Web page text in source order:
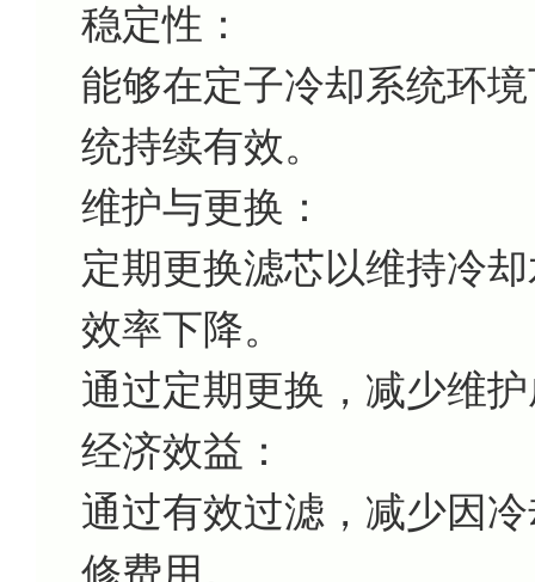
稳定性：
能够在定子冷却系统环
统持续有效。
维护与更换：
定期更换滤芯以维持冷
效率下降。
通过定期更换，减少维
经济效益：
通过有效过滤，减少因
修费用。